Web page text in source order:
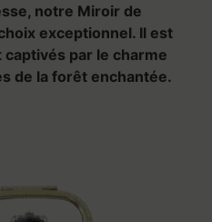
notre Miroir de
exceptionnel. Il est
par le charme
de la forêt enchantée.